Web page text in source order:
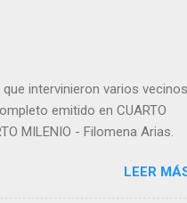
integro el articulo
mano que le suministraron
intervinieron varios vecinos
emitido en CUARTO
MILENIO - Filomena Arias.
LEER